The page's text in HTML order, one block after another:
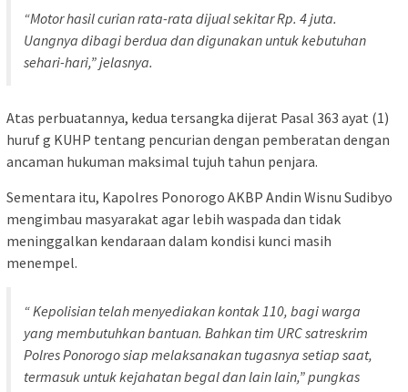
“Motor hasil curian rata-rata dijual sekitar Rp. 4 juta.
Uangnya dibagi berdua dan digunakan untuk kebutuhan
sehari-hari,” jelasnya.
Atas perbuatannya, kedua tersangka dijerat Pasal 363 ayat (1)
huruf g KUHP tentang pencurian dengan pemberatan dengan
ancaman hukuman maksimal tujuh tahun penjara.
Sementara itu, Kapolres Ponorogo AKBP Andin Wisnu Sudibyo
mengimbau masyarakat agar lebih waspada dan tidak
meninggalkan kendaraan dalam kondisi kunci masih
menempel.
“ Kepolisian telah menyediakan kontak 110, bagi warga
yang membutuhkan bantuan. Bahkan tim URC satreskrim
Polres Ponorogo siap melaksanakan tugasnya setiap saat,
termasuk untuk kejahatan begal dan lain lain,” pungkas